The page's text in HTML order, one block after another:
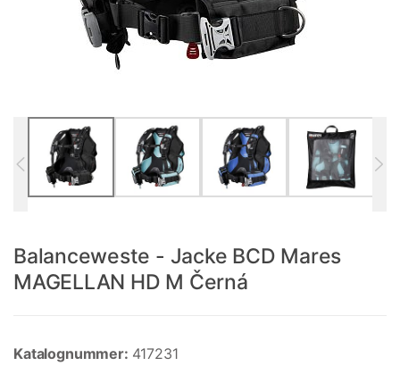
Balanceweste - Jacke BCD Mares
MAGELLAN HD M Černá
Katalognummer: 417231